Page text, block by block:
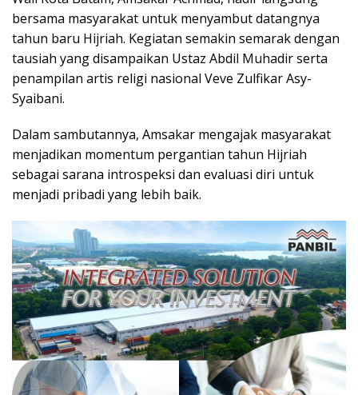
bersama masyarakat untuk menyambut datangnya
tahun baru Hijriah. Kegiatan semakin semarak dengan
tausiah yang disampaikan Ustaz Abdil Muhadir serta
penampilan artis religi nasional Veve Zulfikar Asy-
Syaibani.
Dalam sambutannya, Amsakar mengajak masyarakat
menjadikan momentum pergantian tahun Hijriah
sebagai sarana introspeksi dan evaluasi diri untuk
menjadi pribadi yang lebih baik.